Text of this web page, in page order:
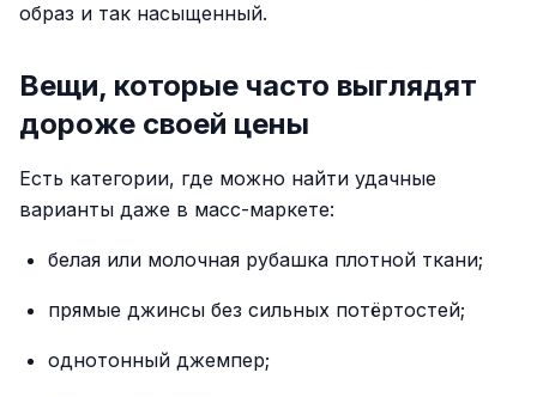
образ и так насыщенный.
Вещи, которые часто выглядят
дороже своей цены
Есть категории, где можно найти удачные
варианты даже в масс-маркете:
белая или молочная рубашка плотной ткани;
прямые джинсы без сильных потёртостей;
однотонный джемпер;